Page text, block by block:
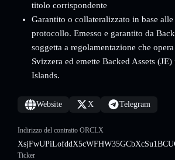
titolo corrispondente
Garantito o collateralizzato in base
protocollo. Emesso e garantito da
soggetta a regolamentazione che
Svizzera ed emette Backed Assets
Islands.
Website X Telegram
Indirizzo del contratto ORCLX
Ticker